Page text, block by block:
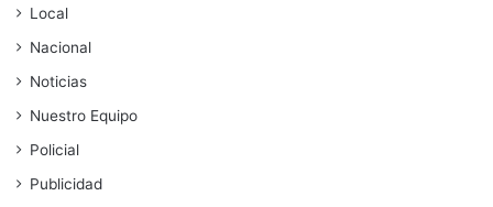
Local
Nacional
Noticias
Nuestro Equipo
Policial
Publicidad